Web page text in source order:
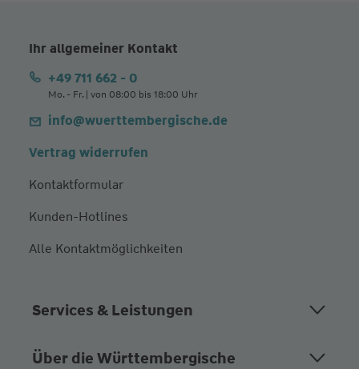
Ihr allgemeiner Kontakt
+49 711 662 - 0
Mo. - Fr. | von 08:00 bis 18:00 Uhr
info@wuerttembergische.de
Vertrag widerrufen
Kontaktformular
Kunden-Hotlines
Alle Kontaktmöglichkeiten
Services & Leistungen
Über die Württembergische